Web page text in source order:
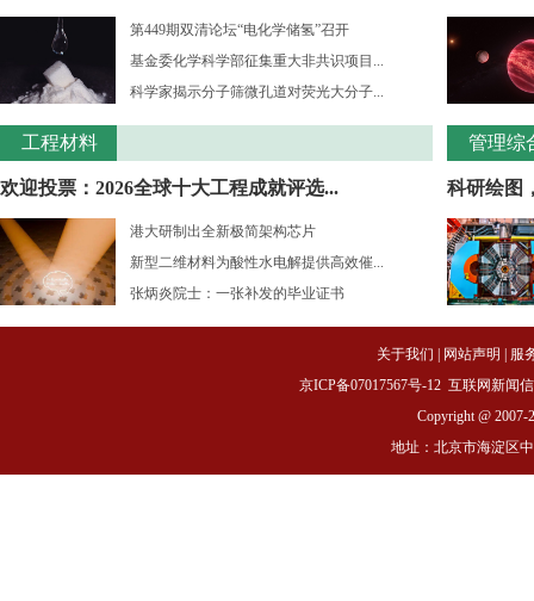
第449期双清论坛“电化学储氢”召开
基金委化学科学部征集重大非共识项目...
科学家揭示分子筛微孔道对荧光大分子...
工程材料
欢迎投票：2026全球十大工程成就评选...
港大研制出全新极简架构芯片
新型二维材料为酸性水电解提供高效催...
张炳炎院士：一张补发的毕业证书
管理综
科研绘图
关于我们 网站声明
服
京ICP备07017567号-12 互联网新闻
Copyright @ 2007-
地址：北京市海淀区